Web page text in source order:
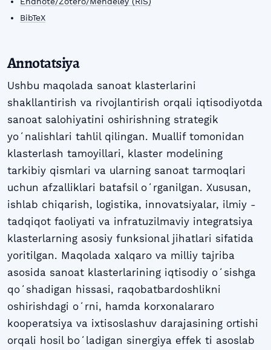
BibTeX
Annotatsiya
Ushbu maqolada sanoat klasterlarini
shakllantirish va rivojlantirish orqali iqtisodiyotda
sanoat salohiyatini oshirishning strategik
yoʻnalishlari tahlil qilingan. Muallif tomonidan
klasterlash tamoyillari, klaster modelining
tarkibiy qismlari va ularning sanoat tarmoqlari
uchun afzalliklari batafsil oʻrganilgan. Xususan,
ishlab chiqarish, logistika, innovatsiyalar, ilmiy -
tadqiqot faoliyati va infratuzilmaviy integratsiya
klasterlarning asosiy funksional jihatlari sifatida
yoritilgan. Maqolada xalqaro va milliy tajriba
asosida sanoat klasterlarining iqtisodiy oʻsishga
qoʻshadigan hissasi, raqobatbardoshlikni
oshirishdagi oʻrni, hamda korxonalararo
kooperatsiya va ixtisoslashuv darajasining ortishi
orqali hosil boʻladigan sinergiya effek ti asoslab